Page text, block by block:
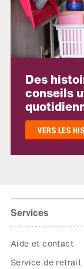
Des
conseils
VERS LES
Services
Aide et contact
Service de retrait